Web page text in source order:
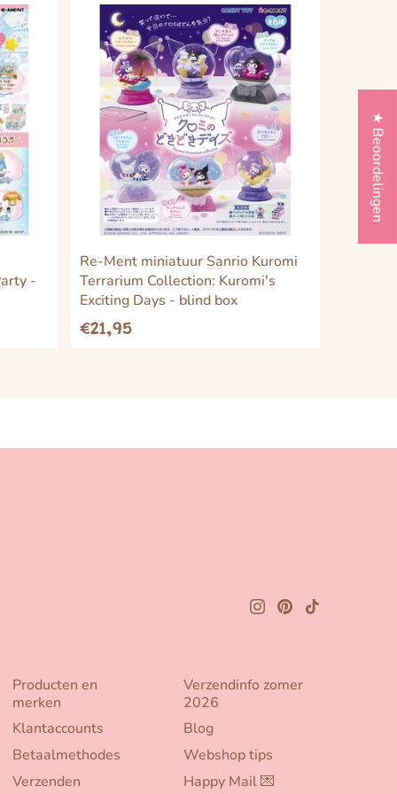
-
Re-Ment miniatuur Sanrio Kuromi
Terrarium Collection: Kuromi's
Exciting Days - blind box
€21,95
Producten en
merken
Klantaccounts
Betaalmethodes
Verzenden
Verzendinfo zomer
2026
Blog
Webshop tips
Happy Mail 💌
★ Beoordelingen